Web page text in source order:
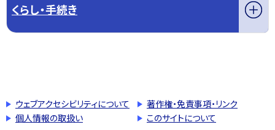
くらし・手続き
ウェブアクセシビリティについて
著作権・免責事項・リンク
個人情報の取扱い
このサイトについて